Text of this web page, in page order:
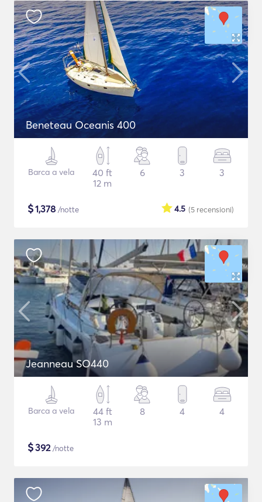
Beneteau Oceanis 400
Barca a vela
40 ft
12 m
6 3 3
$1,378 /notte (5 recensioni)
4.5
Jeanneau SO440
Barca a vela
44 ft
13 m
8 4 4
$392/notte